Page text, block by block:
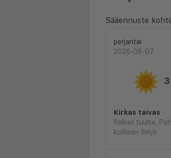
Sääennuste
perjantai
2026-08-07
Kirkas taivas
Raikas tuulta,
koillinen 8m/s